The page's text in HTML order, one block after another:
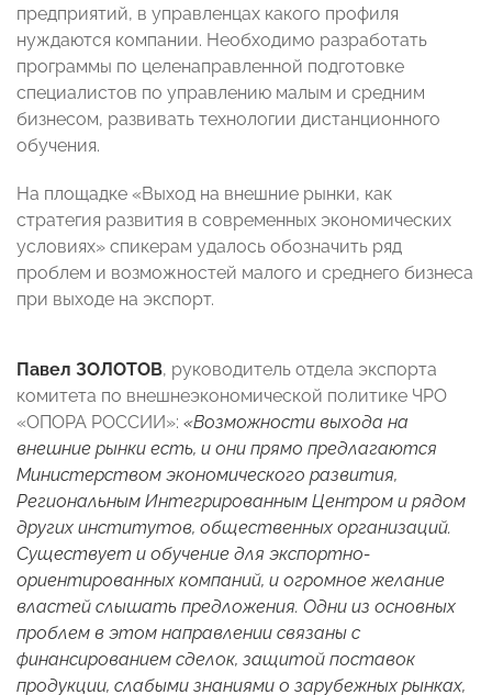
предприятий, в управленцах какого профиля
нуждаются компании. Необходимо разработать
программы по целенаправленной подготовке
специалистов по управлению малым и средним
бизнесом, развивать технологии дистанционного
обучения.
На площадке «Выход на внешние рынки, как
стратегия развития в современных экономических
условиях» спикерам удалось обозначить ряд
проблем и возможностей малого и среднего бизнеса
при выходе на экспорт.
Павел ЗОЛОТОВ, руководитель отдела экспорта
комитета по внешнеэкономической политике ЧРО
«ОПОРА РОССИИ»: «Возможности выхода на
внешние рынки есть, и они прямо предлагаются
Министерством экономического развития,
Региональным Интегрированным Центром и рядом
других институтов, общественных организаций.
Существует и обучение для экспортно-
ориентированных компаний, и огромное желание
властей слышать предложения. Одни из основных
проблем в этом направлении связаны с
финансированием сделок, защитой поставок
продукции, слабыми знаниями о зарубежных рынках,